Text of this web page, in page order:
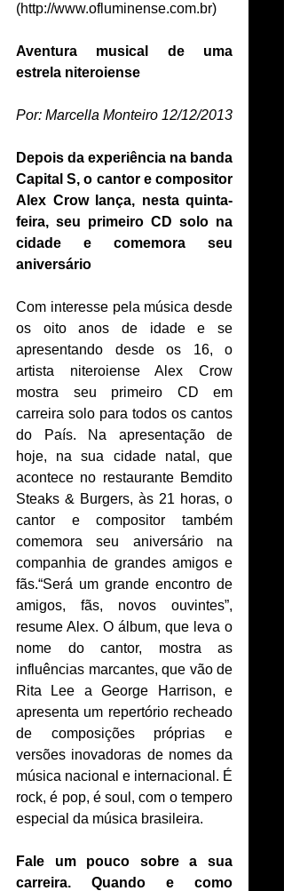
(http://www.ofluminense.com.br)
Aventura musical de uma
estrela niteroiense
Por: Marcella Monteiro 12/12/2013
Depois da experiência na banda
Capital S, o cantor e compositor
Alex Crow lança, nesta quinta-
feira, seu primeiro CD solo na
cidade e comemora seu
aniversário
Com interesse pela música desde
os oito anos de idade e se
apresentando desde os 16, o
artista niteroiense Alex Crow
mostra seu primeiro CD em
carreira solo para todos os cantos
do País. Na apresentação de
hoje, na sua cidade natal, que
acontece no restaurante Bemdito
Steaks & Burgers, às 21 horas, o
cantor e compositor também
comemora seu aniversário na
companhia de grandes amigos e
fãs.“Será um grande encontro de
amigos, fãs, novos ouvintes”,
resume Alex. O álbum, que leva o
nome do cantor, mostra as
influências marcantes, que vão de
Rita Lee a George Harrison, e
apresenta um repertório recheado
de composições próprias e
versões inovadoras de nomes da
música nacional e internacional. É
rock, é pop, é soul, com o tempero
especial da música brasileira.
Fale um pouco sobre a sua
carreira. Quando e como